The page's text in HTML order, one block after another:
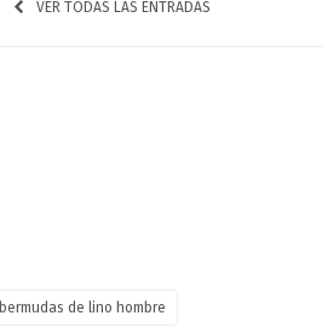
VER TODAS LAS ENTRADAS
bermudas de lino hombre